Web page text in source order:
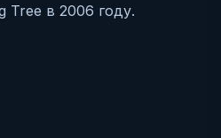
Tree в 2006 году.